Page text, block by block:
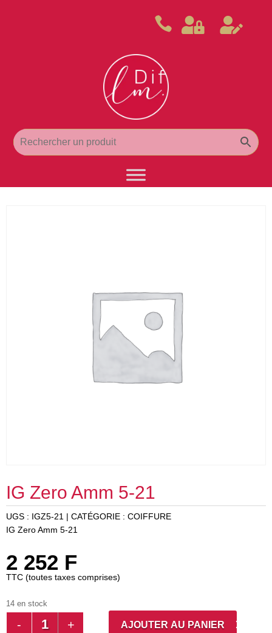
  
IG Zero Amm 5-21
UGS : IGZ5-21 CATÉGORIE : COIFFURE
IG Zero Amm 5-21
2 252 F
TTC (toutes taxes comprises)
14 en stock
QUANTITÉ
AJOUTER AU PANIER